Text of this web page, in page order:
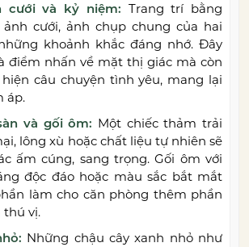
cưới và kỷ niệm: Trang trí bằng
cưới, ảnh chụp chung của hai
khoảnh khắc đáng nhớ. Đây
điểm nhấn về mặt thị giác mà còn
câu chuyện tình yêu, mang lại
áp.
và gối ôm: Một chiếc thảm trải
lông xù hoặc chất liệu tự nhiên sẽ
ấm cúng, sang trọng. Gối ôm với
độc đáo hoặc màu sắc bắt mắt
làm cho căn phòng thêm phần
thú vị.
Những chậu cây xanh nhỏ như